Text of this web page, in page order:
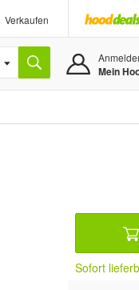
Verkaufen
Mein
Sofort